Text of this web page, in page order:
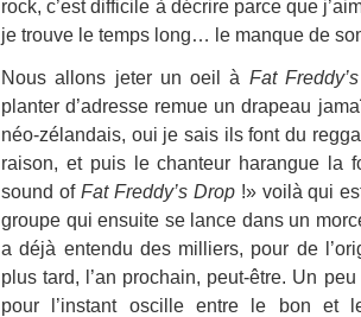
rock, c’est difficile à décrire parce que
je trouve le temps long… le manque de
Nous allons jeter un oeil à Fat
planter d’adresse remue un drapeau
néo-zélandais, oui je sais ils font du
raison, et puis le chanteur harangue la
sound of Fat Freddy’s Drop!» voilà qui
groupe qui ensuite se lance dans un
a déjà entendu des milliers, pour de
plus tard, l’an prochain, peut-être. Un
pour l’instant oscille entre le bon et